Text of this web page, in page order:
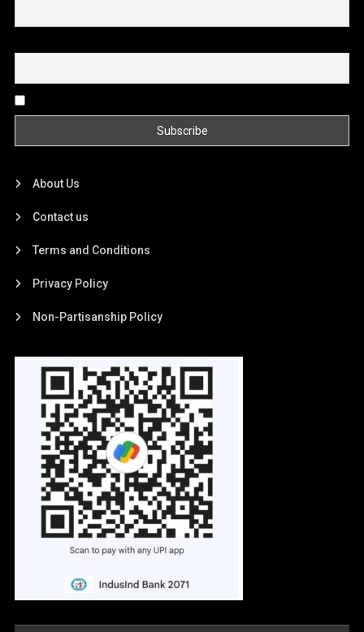
About Us
Contact us
Terms and Conditions
Privacy Policy
Non-Partisanship Policy